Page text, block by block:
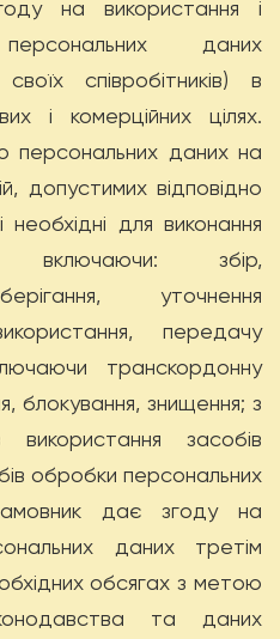
на використання і
даних
співробітників) в
і комерційних цілях.
даних на
допустимих відповідно
для виконання
включаючи: збір,
уточнення
передачу
транскордонну
блокування, знищення; з
засобів
обробки персональних
дає згоду на
даних третім
обсягах з метою
та даних